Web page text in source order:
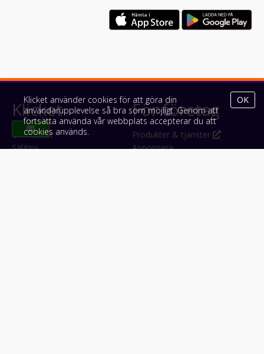
Klicket
Om Klicket
Säljtips
För företag
Produkter & tjänster
Annonsera
Klicket använder cookies för att göra din
användarupplevelse så bra som möjligt. Genom att
fortsätta använda vår webbplats accepterar du att
cookies används.
OK